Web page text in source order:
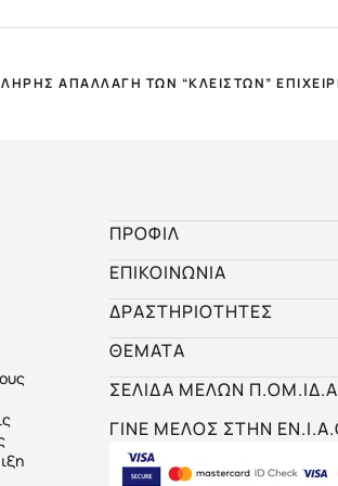
ΠΡΟΦΙΛ
ΕΠΙΚΟΙΝΩΝΙΑ
ΔΡΑΣΤΗΡΙΟΤΗΤΕΣ
ΘΕΜΑΤΑ
ΣΕΛΙΔΑ ΜΕΛΩΝ Π.ΟΜ.ΙΔ.Α
ΓΙΝΕ ΜΕΛΟΣ ΣΤΗΝ